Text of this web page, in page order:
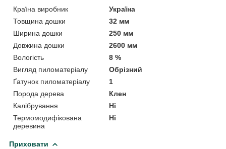
Країна виробник
Україна
Товщина дошки
32 мм
Ширина дошки
250 мм
Довжина дошки
2600 мм
Вологість
8 %
Вигляд пиломатеріалу
Обрізний
Ґатунок пиломатеріалу
1
Порода дерева
Клен
Калібрування
Ні
Термомодифікована
деревина
Ні
Приховати